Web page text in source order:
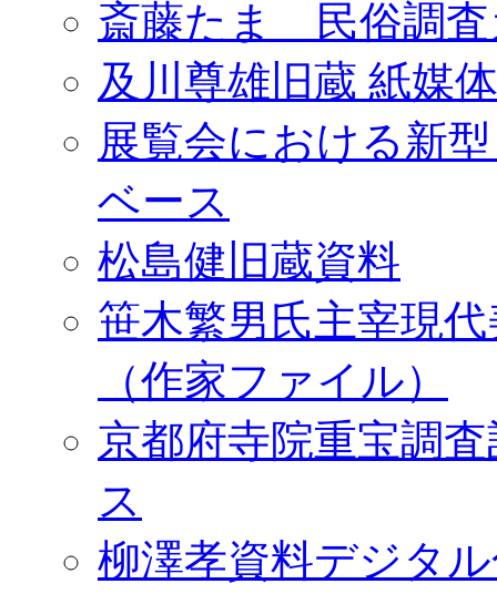
斎藤たま 民俗調査
及川尊雄旧蔵 紙媒
展覧会における新
ベース
松島健旧蔵資料
笹木繁男氏主宰現
（作家ファイル）
京都府寺院重宝調
ス
柳澤孝資料デジタ